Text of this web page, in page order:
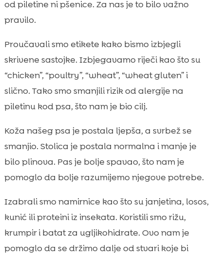
od piletine ni pšenice. Za nas je to bilo važno
pravilo.
Proučavali smo etikete kako bismo izbjegli
skrivene sastojke. Izbjegavamo riječi kao što su
“chicken”, “poultry”, “wheat”, “wheat gluten” i
slično. Tako smo smanjili rizik od alergije na
piletinu kod psa, što nam je bio cilj.
Koža našeg psa je postala ljepša, a svrbež se
smanjio. Stolica je postala normalna i manje je
bilo plinova. Pas je bolje spavao, što nam je
pomoglo da bolje razumijemo njegove potrebe.
Izabrali smo namirnice kao što su janjetina, losos,
kunić ili proteini iz insekata. Koristili smo rižu,
krumpir i batat za ugljikohidrate. Ovo nam je
pomoglo da se držimo dalje od stvari koje bi